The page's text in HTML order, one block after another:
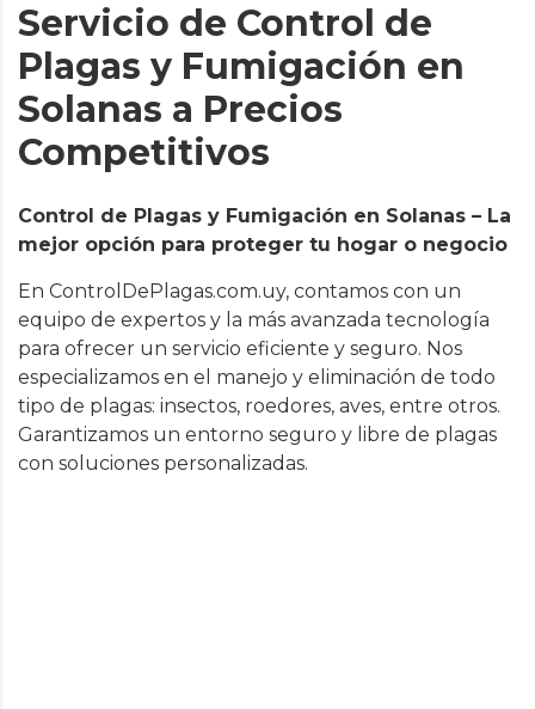
Servicio de Control de
Plagas y Fumigación en
Solanas a Precios
Competitivos
Control de Plagas y Fumigación en Solanas – La
mejor opción para proteger tu hogar o negocio
En ControlDePlagas.com.uy, contamos con un
equipo de expertos y la más avanzada tecnología
para ofrecer un servicio eficiente y seguro. Nos
especializamos en el manejo y eliminación de todo
tipo de plagas: insectos, roedores, aves, entre otros.
Garantizamos un entorno seguro y libre de plagas
con soluciones personalizadas.